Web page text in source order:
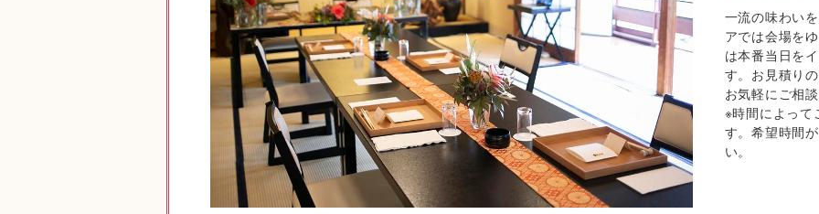
一流の味わい
アでは会場を
は本番当日を
す。お見積り
お気軽にご相
※時間によって
す。希望時間
い。